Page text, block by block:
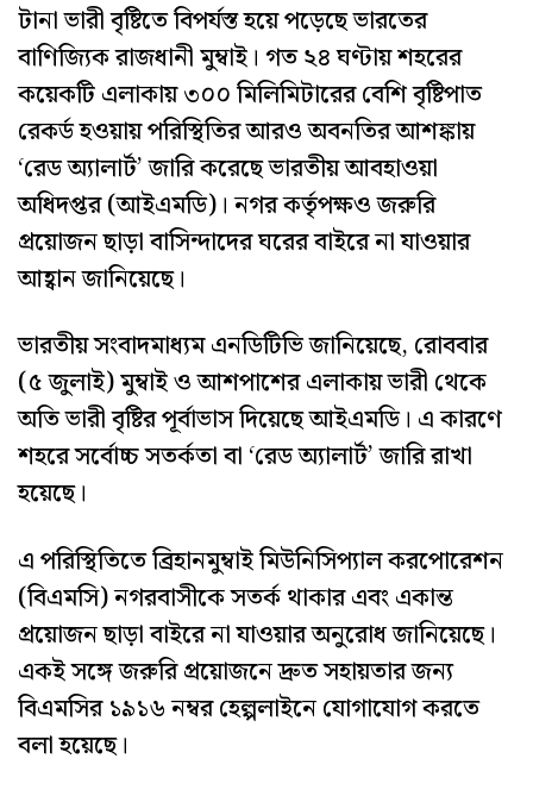
টানা ভারী বৃষ্টিতে বিপর্যস্ত হয়ে পড়েছে ভারতের
বাণিজ্যিক রাজধানী মুম্বাই। গত ২৪ ঘণ্টায় শহরের
কয়েকটি এলাকায় ৩০০ মিলিমিটারের বেশি বৃষ্টিপাত
রেকর্ড হওয়ায় পরিস্থিতির আরও অবনতির আশঙ্কায়
‘রেড অ্যালার্ট’ জারি করেছে ভারতীয় আবহাওয়া
অধিদপ্তর (আইএমডি)। নগর কর্তৃপক্ষও জরুরি
প্রয়োজন ছাড়া বাসিন্দাদের ঘরের বাইরে না যাওয়ার
আহ্বান জানিয়েছে।
ভারতীয় সংবাদমাধ্যম এনডিটিভি জানিয়েছে, রোববার
(৫ জুলাই) মুম্বাই ও আশপাশের এলাকায় ভারী থেকে
অতি ভারী বৃষ্টির পূর্বাভাস দিয়েছে আইএমডি। এ কারণে
শহরে সর্বোচ্চ সতর্কতা বা ‘রেড অ্যালার্ট’ জারি রাখা
হয়েছে।
এ পরিস্থিতিতে ব্রিহানমুম্বাই মিউনিসিপ্যাল করপোরেশন
(বিএমসি) নগরবাসীকে সতর্ক থাকার এবং একান্ত
প্রয়োজন ছাড়া বাইরে না যাওয়ার অনুরোধ জানিয়েছে।
একই সঙ্গে জরুরি প্রয়োজনে দ্রুত সহায়তার জন্য
বিএমসির ১৯১৬ নম্বর হেল্পলাইনে যোগাযোগ করতে
বলা হয়েছে।